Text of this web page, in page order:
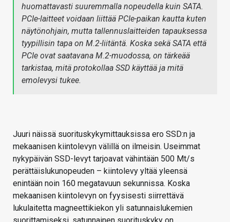
huomattavasti suuremmalla nopeudella kuin SATA.
PCIe-laitteet voidaan liittää PCIe-paikan kautta kuten
näytönohjain, mutta tallennuslaitteiden tapauksessa
tyypillisin tapa on M.2-liitäntä. Koska sekä SATA että
PCIe ovat saatavana M.2-muodossa, on tärkeää
tarkistaa, mitä protokollaa SSD käyttää ja mitä
emolevysi tukee.
Juuri näissä suorituskykymittauksissa ero SSD:n ja
mekaanisen kiintolevyn välillä on ilmeisin. Useimmat
nykypäivän SSD-levyt tarjoavat vähintään 500 Mt/s
perättäislukunopeuden – kiintolevy yltää yleensä
enintään noin 160 megatavuun sekunnissa. Koska
mekaanisen kiintolevyn on fyysisesti siirrettävä
lukulaitetta magneettikiekon yli satunnaislukemien